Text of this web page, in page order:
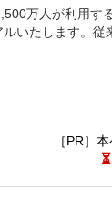
万人が利用す
いたします。
［PR］